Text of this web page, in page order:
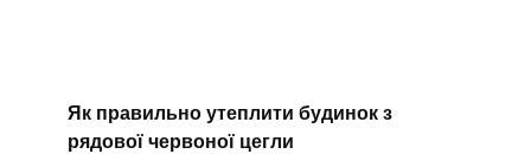
Як правильно утеплити будинок з
рядової червоної цегли